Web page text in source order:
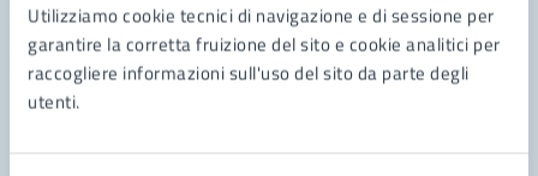
Utilizziamo cookie tecnici di navigazione e di sessione per
garantire la corretta fruizione del sito e cookie analitici per
raccogliere informazioni sull'uso del sito da parte degli
utenti.
Richiedi assistenza
Prenota appuntamento